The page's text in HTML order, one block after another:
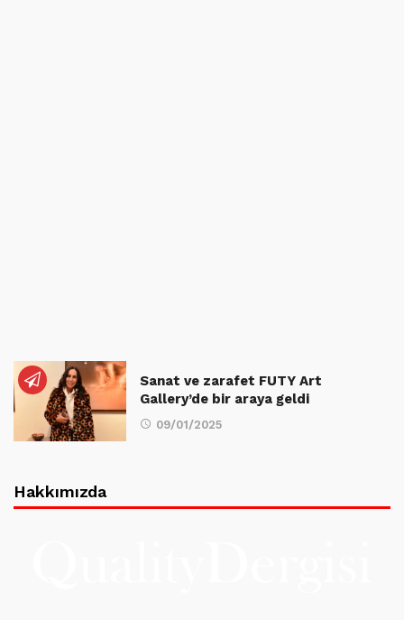
Sanat ve zarafet FUTY Art
Gallery’de bir araya geldi
09/01/2025
Hakkımızda